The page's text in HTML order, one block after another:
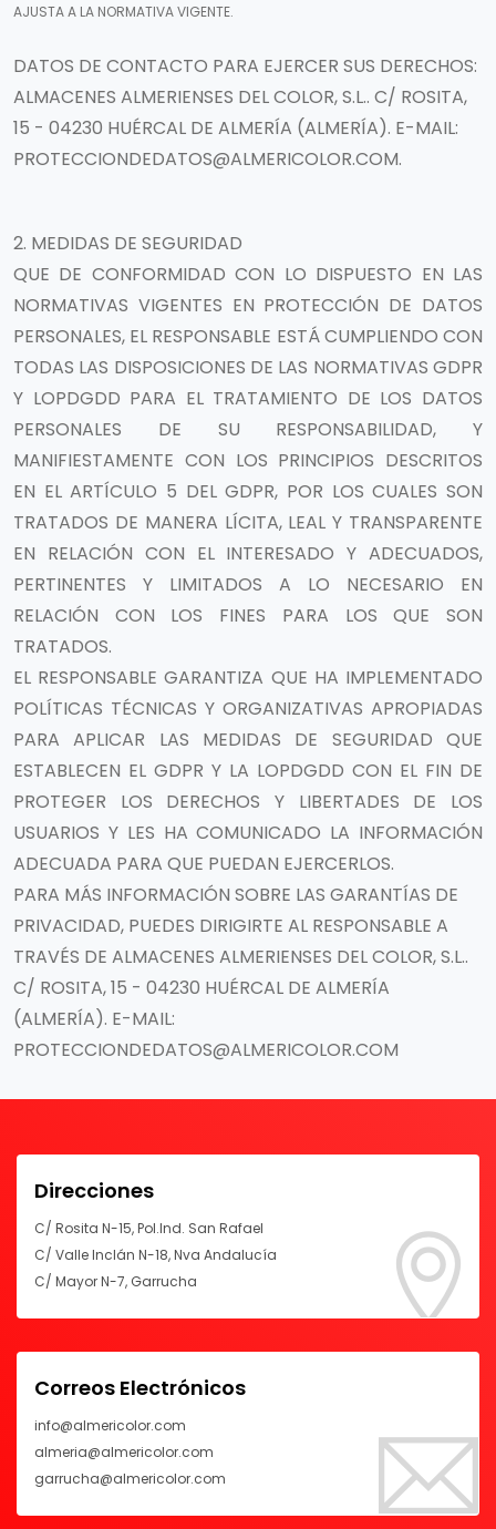
AJUSTA A LA NORMATIVA VIGENTE.
DATOS DE CONTACTO PARA EJERCER SUS DERECHOS:
ALMACENES ALMERIENSES DEL COLOR, S.L.. C/ ROSITA,
15 - 04230 HUÉRCAL DE ALMERÍA (ALMERÍA). E-MAIL:
PROTECCIONDEDATOS@ALMERICOLOR.COM.
2. MEDIDAS DE SEGURIDAD
QUE DE CONFORMIDAD CON LO DISPUESTO EN LAS
NORMATIVAS VIGENTES EN PROTECCIÓN DE DATOS
PERSONALES, EL RESPONSABLE ESTÁ CUMPLIENDO CON
TODAS LAS DISPOSICIONES DE LAS NORMATIVAS GDPR
Y LOPDGDD PARA EL TRATAMIENTO DE LOS DATOS
PERSONALES DE SU RESPONSABILIDAD, Y
MANIFIESTAMENTE CON LOS PRINCIPIOS DESCRITOS
EN EL ARTÍCULO 5 DEL GDPR, POR LOS CUALES SON
TRATADOS DE MANERA LÍCITA, LEAL Y TRANSPARENTE
EN RELACIÓN CON EL INTERESADO Y ADECUADOS,
PERTINENTES Y LIMITADOS A LO NECESARIO EN
RELACIÓN CON LOS FINES PARA LOS QUE SON
TRATADOS.
EL RESPONSABLE GARANTIZA QUE HA IMPLEMENTADO
POLÍTICAS TÉCNICAS Y ORGANIZATIVAS APROPIADAS
PARA APLICAR LAS MEDIDAS DE SEGURIDAD QUE
ESTABLECEN EL GDPR Y LA LOPDGDD CON EL FIN DE
PROTEGER LOS DERECHOS Y LIBERTADES DE LOS
USUARIOS Y LES HA COMUNICADO LA INFORMACIÓN
ADECUADA PARA QUE PUEDAN EJERCERLOS.
PARA MÁS INFORMACIÓN SOBRE LAS GARANTÍAS DE
PRIVACIDAD, PUEDES DIRIGIRTE AL RESPONSABLE A
TRAVÉS DE ALMACENES ALMERIENSES DEL COLOR, S.L..
C/ ROSITA, 15 - 04230 HUÉRCAL DE ALMERÍA
(ALMERÍA). E-MAIL:
PROTECCIONDEDATOS@ALMERICOLOR.COM
Direcciones
C/ Rosita N-15, Pol.Ind. San Rafael
C/ Valle Inclán N-18, Nva Andalucía
C/ Mayor N-7, Garrucha
Correos Electrónicos
info@almericolor.com
almeria@almericolor.com
garrucha@almericolor.com